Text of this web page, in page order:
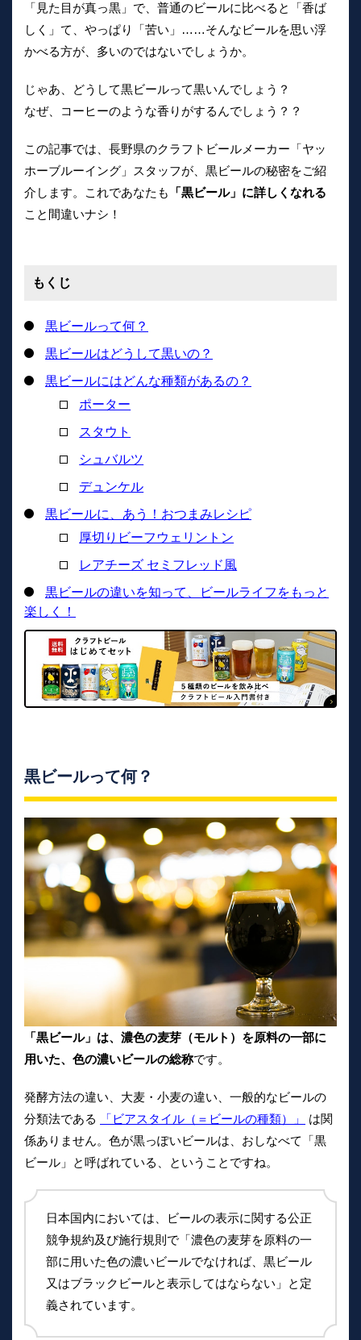
「見た目が真っ黒」で、普通のビールに比べると「香ば
しく」て、やっぱり「苦い」……そんなビールを思い浮
かべる方が、多いのではないでしょうか。
じゃあ、どうして黒ビールって黒いんでしょう？
なぜ、コーヒーのような香りがするんでしょう？？
この記事では、長野県のクラフトビールメーカー「ヤッ
ホーブルーイング」スタッフが、黒ビールの秘密をご紹
介します。これであなたも
「黒ビール」に詳しくなれる
こと間違いナシ！
もくじ
黒ビールって何？
黒ビールはどうして黒いの？
黒ビールにはどんな種類があるの？
ポーター
スタウト
シュバルツ
デュンケル
黒ビールに、あう！おつまみレシピ
厚切りビーフウェリントン
レアチーズ セミフレッド風
黒ビールの違いを知って、ビールライフをもっと
楽しく！
黒ビールって何？
「黒ビール」は、濃色の麦芽（モルト）を原料の一部に
用いた、色の濃いビールの総称です。
発酵方法の違い、大麦・小麦の違い、一般的なビールの
分類法である
「ビアスタイル（＝ビールの種類）」
は関
係ありません。色が黒っぽいビールは、おしなべて「黒
ビール」と呼ばれている、ということですね。
日本国内においては、ビールの表示に関する公正
競争規約及び施行規則で「濃色の麦芽を原料の一
部に用いた色の濃いビールでなければ、黒ビール
又はブラックビールと表示してはならない」と定
義されています。